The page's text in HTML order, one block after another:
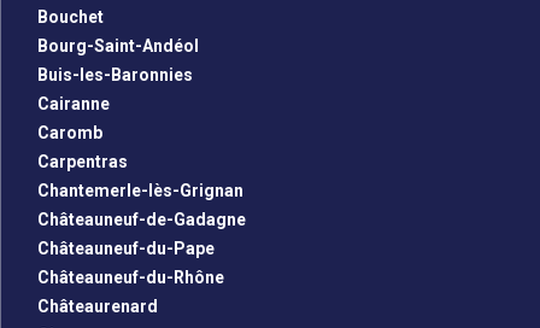
Bouchet
Bourg-Saint-Andéol
Buis-les-Baronnies
Cairanne
Caromb
Carpentras
Chantemerle-lès-Grignan
Châteauneuf-de-Gadagne
Châteauneuf-du-Pape
Châteauneuf-du-Rhône
Châteaurenard